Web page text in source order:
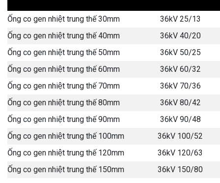
Ống co gen nhiệt trung thế 30mm
36kV 25/13
Ống co gen nhiệt trung thế 40mm
36kV 40/20
Ống co gen nhiệt trung thế 50mm
36kV 50/25
Ống co gen nhiệt trung thế 60mm
36kV 60/32
Ống co gen nhiệt trung thế 70mm
36kV 70/36
Ống co gen nhiệt trung thế 80mm
36kV 80/42
Ống co gen nhiệt trung thế 90mm
36kV 90/48
Ống co gen nhiệt trung thế 100mm
36kV 100/52
Ống co gen nhiệt trung thế 120mm
36kV 120/63
Ống co gen nhiệt trung thế 150mm
36kV 150/80